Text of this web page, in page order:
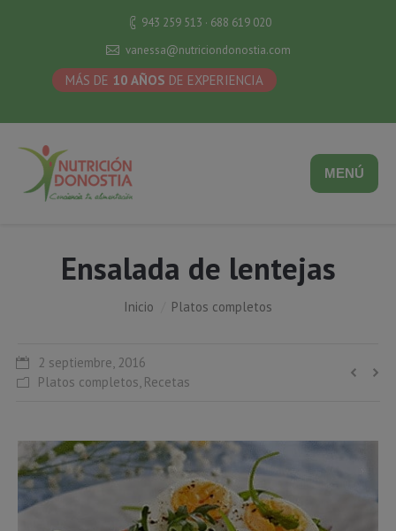
943 259 513 · 688 619 020
vanessa@nutriciondonostia.com
MÁS DE 10 AÑOS DE EXPERIENCIA
MENÚ
Ensalada de lentejas
Inicio Platos completos
2 septiembre, 2016
Platos completos, Recetas